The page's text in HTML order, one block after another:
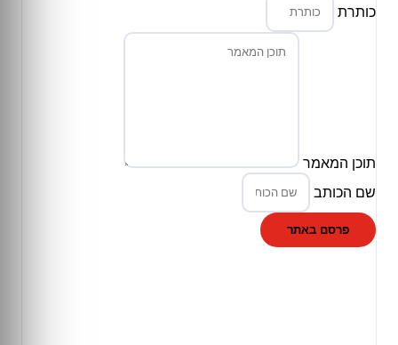
כותרת
תוכן המאמר
שם הכותב
פרסם באתר